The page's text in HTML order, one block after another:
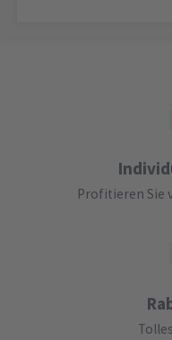
Profitieren Sie